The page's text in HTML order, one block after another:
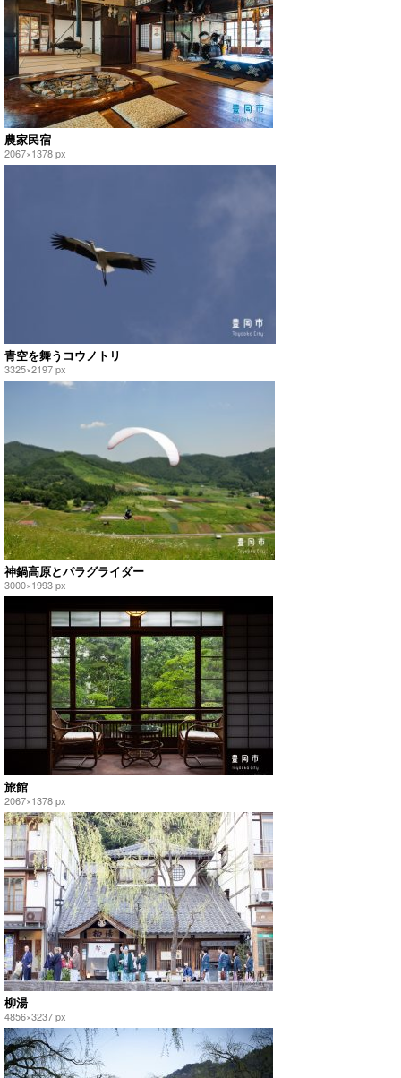
農家民宿
2067×1378 px
青空を舞うコウノトリ
3325×2197 px
神鍋高原とパラグライダー
3000×1993 px
旅館
2067×1378 px
柳湯
4856×3237 px